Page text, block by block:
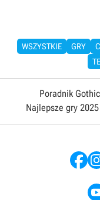
WSZYSTKIE GRY
Poradnik
Najlepsze gry